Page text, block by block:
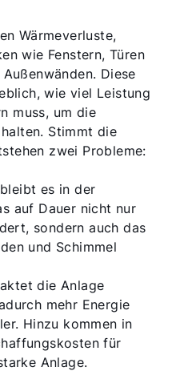
Wärmeverluste,
wie Fenstern, Türen
Diese
wie viel Leistung
muss, um die
Stimmt die
zwei Probleme:
bleibt es in der
auf Dauer nicht nur
sondern auch das
und Schimmel
die Anlage
mehr Energie
Hinzu kommen in
für
Anlage.